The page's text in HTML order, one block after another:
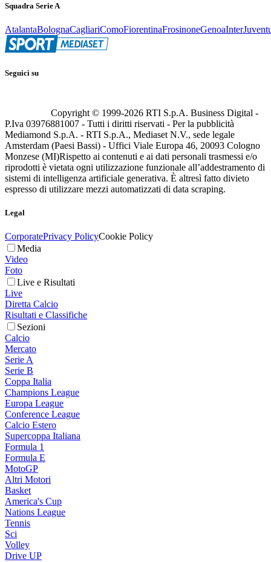
Squadra Serie A
AtalantaBolognaCagliariComoFiorentinaFrosinoneGenoaInter
Seguici su
Copyright © 1999-2026 RTI S.p.A. Business Digital -
P.Iva 03976881007 - Tutti i diritti riservati - Per la pubblicità
Mediamond S.p.A. - RTI S.p.A., Mediaset N.V., sede legale
Amsterdam (Paesi Bassi) - Uffici Viale Europa 46, 20093 Cologno
Monzese (MI)Rispetto ai contenuti e ai dati personali trasmessi e/o
riprodotti è vietata ogni utilizzazione funzionale all’addestramento di
sistemi di intelligenza artificiale generativa. È altresì fatto divieto
espresso di utilizzare mezzi automatizzati di data scraping.
Legal
CorporatePrivacy PolicyCookie Policy
Media
Video
Foto
Live e Risultati
Live
Diretta Calcio
Risultati e Classifiche
Sezioni
Calcio
Mercato
Serie A
Serie B
Coppa Italia
Champions League
Europa League
Conference League
Calcio Estero
Supercoppa Italiana
Formula 1
Formula E
MotoGP
Altri Motori
Basket
America's Cup
Nations League
Tennis
Sci
Volley
Drive UP